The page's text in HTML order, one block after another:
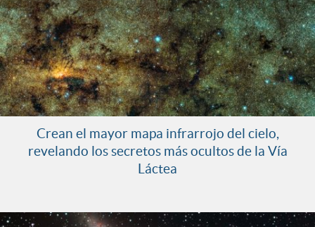
Crean el mayor mapa infrarrojo del cielo,
revelando los secretos más ocultos de la Vía
Láctea